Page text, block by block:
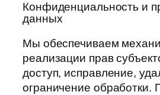
Конфиденциальность и
данных
Мы обеспечиваем
реализации прав
доступ, исправление,
ограничение обработки.